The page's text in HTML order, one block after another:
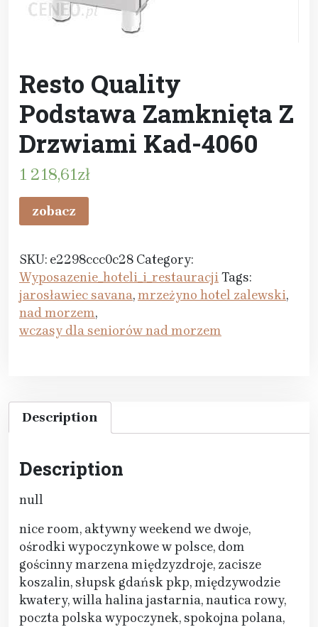
Resto Quality
Podstawa Zamknięta Z
Drzwiami Kad-4060
1 218,61zł
zobacz
SKU: e2298ccc0c28 Category:
Wyposazenie_hoteli_i_restauracjiTags:
jarosławiec savana,mrzeżyno hotel zalewski,
nad morzem,
wczasy dla seniorów nad morzem
Description
Description
null
nice room, aktywny weekend we dwoje,
ośrodki wypoczynkowe w polsce, dom
gościnny marzena międzyzdroje, zacisze
koszalin, słupsk gdańsk pkp, międzywodzie
kwatery, willa halina jastarnia, nautica rowy,
poczta polska wypoczynek, spokojna polana,